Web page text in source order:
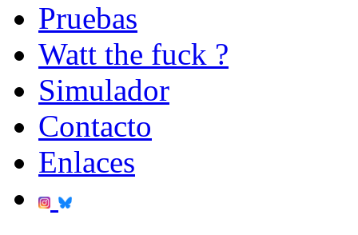
Pruebas
Watt the fuck ?
Simulador
Contacto
Enlaces